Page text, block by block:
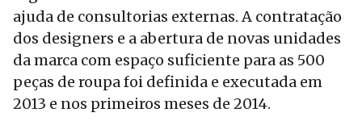
ajuda de consultorias externas. A contratação
dos designers e a abertura de novas unidades
da marca com espaço suficiente para as 500
peças de roupa foi definida e executada em
2013 e nos primeiros meses de 2014.